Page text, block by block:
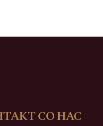
СО НАС